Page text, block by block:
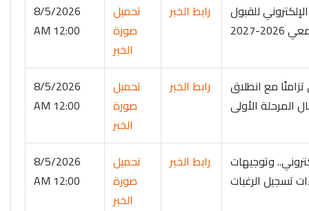
للقبول
2027
رابط الخبر
تحميل
صورة
الخبر
8/5/2026
12:00 AM
مع انطلاق
المرحلة الأولى
رابط الخبر
تحميل
صورة
الخبر
8/5/2026
12:00 AM
وتوجيهات
تسجيل الرغبات
رابط الخبر
تحميل
صورة
الخبر
8/5/2026
12:00 AM